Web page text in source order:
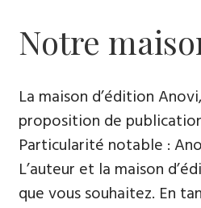
Notre
La maison d’édition
proposition de
Particularité notable :
L’auteur et la maison
que vous souhaitez. En